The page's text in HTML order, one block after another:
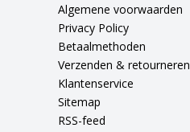
Algemene voorwaarden
Privacy Policy
Betaalmethoden
Verzenden & retourneren
Klantenservice
Sitemap
RSS-feed